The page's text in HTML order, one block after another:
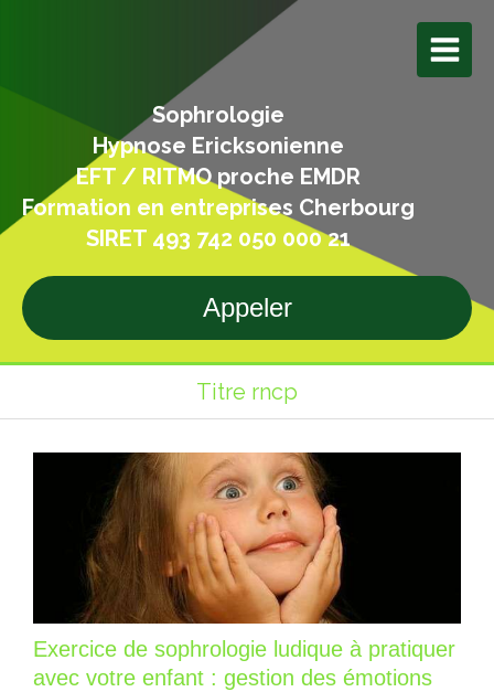
Sophrologie
Hypnose Ericksonienne
EFT / RITMO proche EMDR
Formation en entreprises Cherbourg
SIRET 493 742 050 000 21
Appeler
Titre rncp
Exercice de sophrologie ludique à pratiquer
avec votre enfant : gestion des émotions